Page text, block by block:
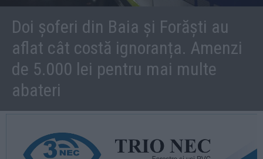
Doi șoferi din Baia și Forăști au
aflat cât costă ignoranța. Amenzi
de 5.000 lei pentru mai multe
abateri